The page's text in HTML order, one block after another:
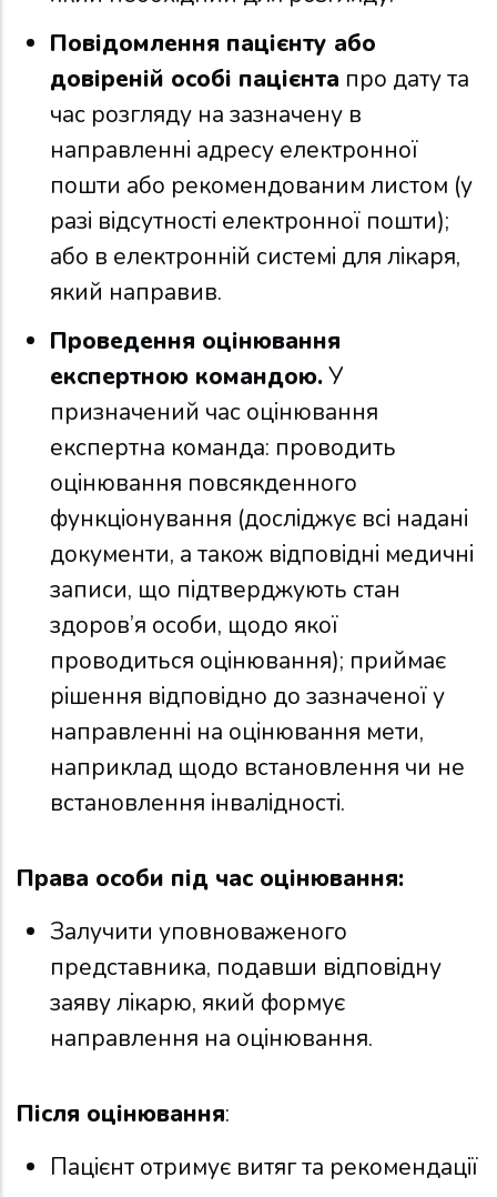
Повідомлення пацієнту або
довіреній особі пацієнта про дату та
час розгляду на зазначену в
направленні адресу електронної
пошти або рекомендованим листом (у
разі відсутності електронної пошти);
або в електронній системі для лікаря,
який направив.
Проведення оцінювання
експертною командою.У
призначений час оцінювання
експертна команда: проводить
оцінювання повсякденного
функціонування (досліджує всі надані
документи, а також відповідні медичні
записи, що підтверджують стан
здоров’я особи, щодо якої
проводиться оцінювання); приймає
рішення відповідно до зазначеної у
направленні на оцінювання мети,
наприклад щодо встановлення чи не
встановлення інвалідності.
Права особи під час оцінювання:
Залучити уповноваженого
представника, подавши відповідну
заяву лікарю, який формує
направлення на оцінювання.
Після оцінювання:
Пацієнт отримує витяг та рекомендації